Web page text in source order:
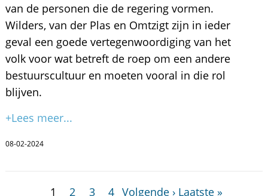
van de personen die de regering vormen.
Wilders, van der Plas en Omtzigt zijn in ieder
geval een goede vertegenwoordiging van het
volk voor wat betreft de roep om een andere
bestuurscultuur en moeten vooral in die rol
blijven.
+Lees meer...
08-02-2024
1 2 3 4 Volgende › Laatste »